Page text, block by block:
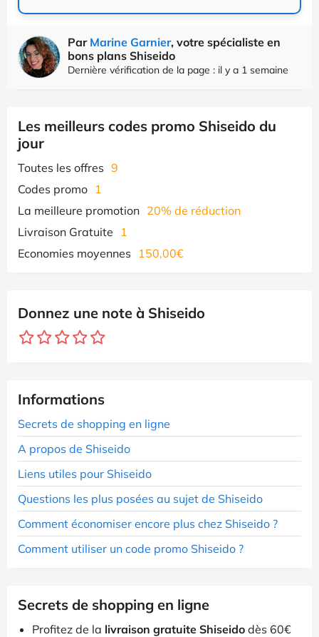
Par Marine Garnier, votre spécialiste en
bons plans Shiseido
Dernière vérification de la page : il y a 1 semaine
Les meilleurs codes promo Shiseido du
jour
Toutes les offres 9
Codes promo 1
La meilleure promotion 20% de réduction
Livraison Gratuite
1
Economies moyennes
150,00€
Donnez une note à Shiseido
Informations
Secrets de shopping en ligne
A propos de Shiseido
Liens utiles pour Shiseido
Questions les plus posées au sujet de Shiseido
Comment économiser encore plus chez Shiseido ?
Comment utiliser un code promo Shiseido ?
Secrets de shopping en ligne
Profitez de la livraison gratuite Shiseido dès 60€